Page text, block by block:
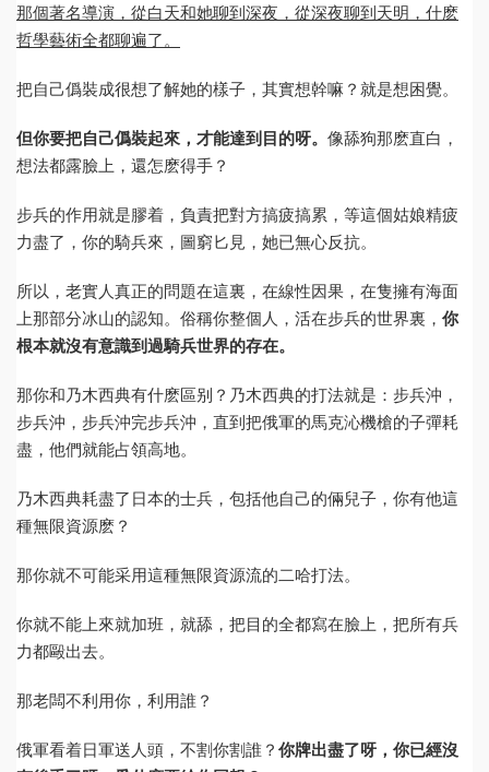
那個著名導演，從白天和她聊到深夜，從深夜聊到天明，什麽
哲學藝術全都聊遍了。
把自己僞裝成很想了解她的樣子，其實想幹嘛？就是想困覺。
但你要把自己僞裝起來，才能達到目的呀。 像舔狗那麽直白，
想法都露臉上，還怎麽得手？
步兵的作用就是膠着，負責把對方搞疲搞累，等這個姑娘精疲
力盡了，你的騎兵來，圖窮匕見，她已無心反抗。
所以，老實人真正的問題在這裏，在線性因果，在隻擁有海面
上那部分冰山的認知。俗稱你整個人，活在步兵的世界裏， 你
根本就沒有意識到過騎兵世界的存在。
那你和乃木西典有什麽區别？乃木西典的打法就是：步兵沖，
步兵沖，步兵沖完步兵沖，直到把俄軍的馬克沁機槍的子彈耗
盡，他們就能占領高地。
乃木西典耗盡了日本的士兵，包括他自己的倆兒子，你有他這
種無限資源麽？
那你就不可能采用這種無限資源流的二哈打法。
你就不能上來就加班，就舔，把目的全都寫在臉上，把所有兵
力都毆出去。
那老闆不利用你，利用誰？
俄軍看着日軍送人頭，不割你割誰？ 你牌出盡了呀，你已經沒